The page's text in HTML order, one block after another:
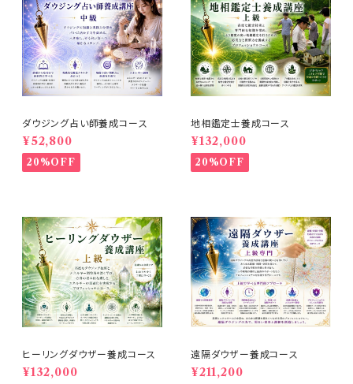
ダウジング占い師養成コース
¥52,800
20%OFF
地相鑑定士養成コース
¥132,000
20%OFF
ヒーリングダウザー養成コース
¥132,000
遠隔ダウザー養成コース
¥211,200